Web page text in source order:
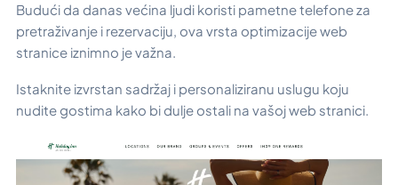
Budući da danas većina ljudi koristi pametne telefone za
pretraživanje i rezervaciju, ova vrsta optimizacije web
stranice iznimno je važna.
Istaknite izvrstan sadržaj i personaliziranu uslugu koju
nudite gostima kako bi dulje ostali na vašoj web stranici.